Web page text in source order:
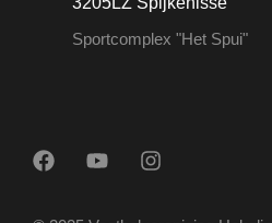
Sportcomplex "Het Spui"